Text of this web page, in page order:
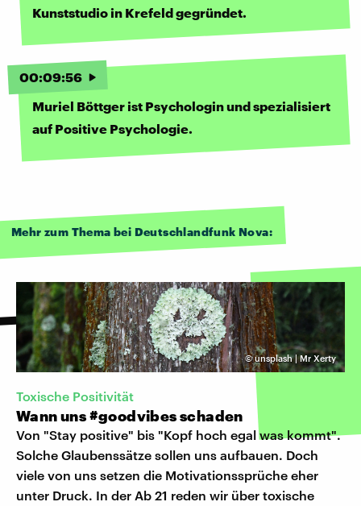
Kunststudio in Krefeld gegründet.
00:09:56
Muriel Böttger ist Psychologin und spezialisiert
auf Positive Psychologie.
Mehr zum Thema bei Deutschlandfunk Nova:
©unsplash | Mr Xerty
Toxische Positivität
Wann uns #goodvibes schaden
Von "Stay positive" bis "Kopf hoch egal was kommt".
Solche Glaubenssätze sollen uns aufbauen. Doch
viele von uns setzen die Motivationssprüche eher
unter Druck. In der Ab 21 reden wir über toxische